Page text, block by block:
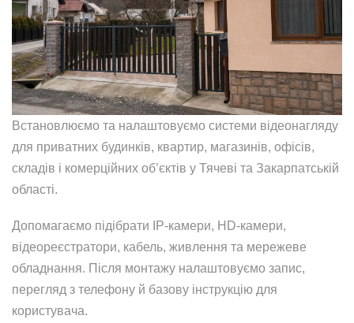
Встановлюємо та налаштовуємо системи відеонагляду
для приватних будинків, квартир, магазинів, офісів,
складів і комерційних об’єктів у Тячеві та Закарпатській
області.
Допомагаємо підібрати IP-камери, HD-камери,
відеореєстратори, кабель, живлення та мережеве
обладнання. Після монтажу налаштовуємо запис,
перегляд з телефону й базову інструкцію для
користувача.